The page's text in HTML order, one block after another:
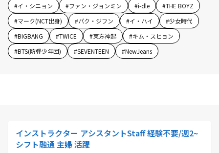
#イ・シニョン #ファン・ジョンミン #i-dle #THE BOYZ
#マーク(NCT出身) #パク・ジフン #イ・ハイ #少女時代
#BIGBANG #TWICE #東方神起 #キム・スヒョン
#BTS(防弾少年団) #SEVENTEEN #NewJeans
インストラクター アシスタントStaff 経験不要/週2~
シフト融通 主婦 活躍